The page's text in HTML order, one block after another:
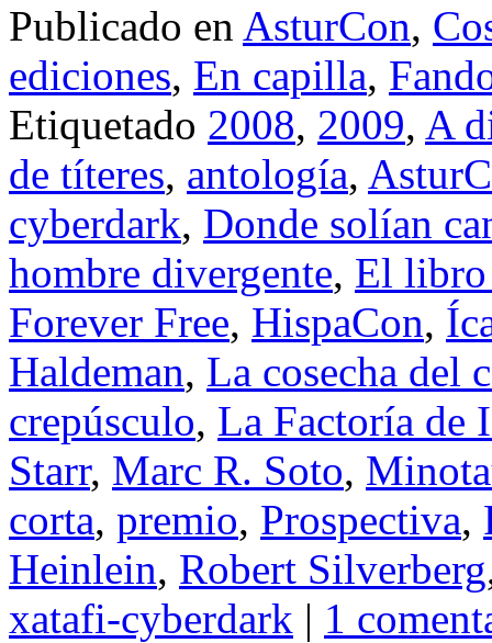
Publicado en AsturCon,
ediciones, En capilla,
Etiquetado 2008, 2009, A
de títeres, antología,
cyberdark, Donde solían
hombre divergente, El libro
Forever Free, HispaCon,
Haldeman, La cosecha del
crepúsculo, La Factoría de
Starr, Marc R. Soto,
corta, premio, Prospectiva,
Heinlein, Robert Silverberg
xatafi-cyberdark | 1